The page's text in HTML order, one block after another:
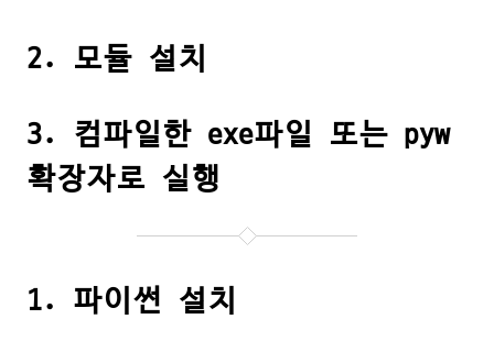
2. 모듈 설치
3. 컴파일한 exe파일 또는 pyw
확장자로 실행
1. 파이썬 설치